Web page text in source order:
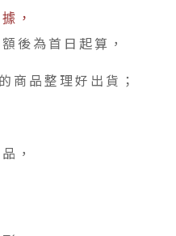
，
後為首日起算，
商品整理好出貨；
，